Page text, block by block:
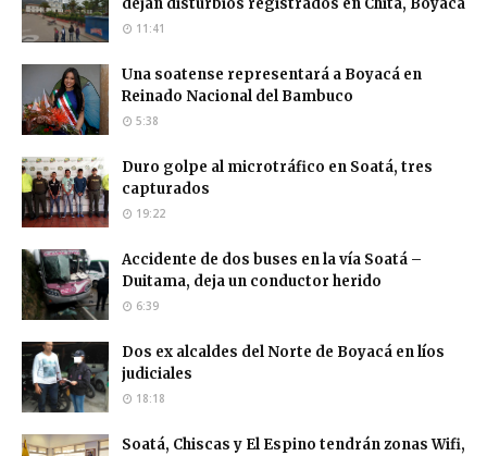
11:41
Una soatense representará a Boyacá en
Reinado Nacional del Bambuco
5:38
Duro golpe al microtráfico en Soatá, tres
capturados
19:22
Accidente de dos buses en la vía Soatá –
Duitama, deja un conductor herido
6:39
Dos ex alcaldes del Norte de Boyacá en líos
judiciales
18:18
Soatá, Chiscas y El Espino tendrán zonas Wifi,